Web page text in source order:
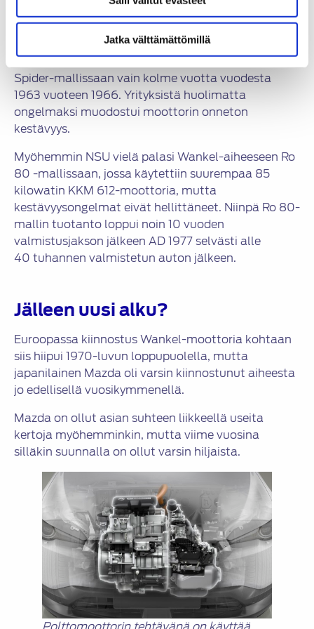
Jatka välttämättömillä
valmistuskustannukset unohtamatta kestävyyttä
ja luotettavuutta.
NSU käytti noin 40 kW tehoista Wankel-moottoria
Spider-mallissaan vain kolme vuotta vuodesta
1963 vuoteen 1966. Yrityksistä huolimatta
ongelmaksi muodostui moottorin onneton
kestävyys.
Myöhemmin NSU vielä palasi Wankel-aiheeseen Ro
80 -mallissaan, jossa käytettiin suurempaa 85
kilowatin KKM 612-moottoria, mutta
kestävyysongelmat eivät hellittäneet. Niinpä Ro 80-
mallin tuotanto loppui noin 10 vuoden
valmistusjakson jälkeen AD 1977 selvästi alle
40 tuhannen valmistetun auton jälkeen.
Jälleen uusi alku?
Euroopassa kiinnostus Wankel-moottoria kohtaan
siis hiipui 1970-luvun loppupuolella, mutta
japanilainen Mazda oli varsin kiinnostunut aiheesta
jo edellisellä vuosikymmenellä.
Mazda on ollut asian suhteen liikkeellä useita
kertoja myöhemminkin, mutta viime vuosina
silläkin suunnalla on ollut varsin hiljaista.